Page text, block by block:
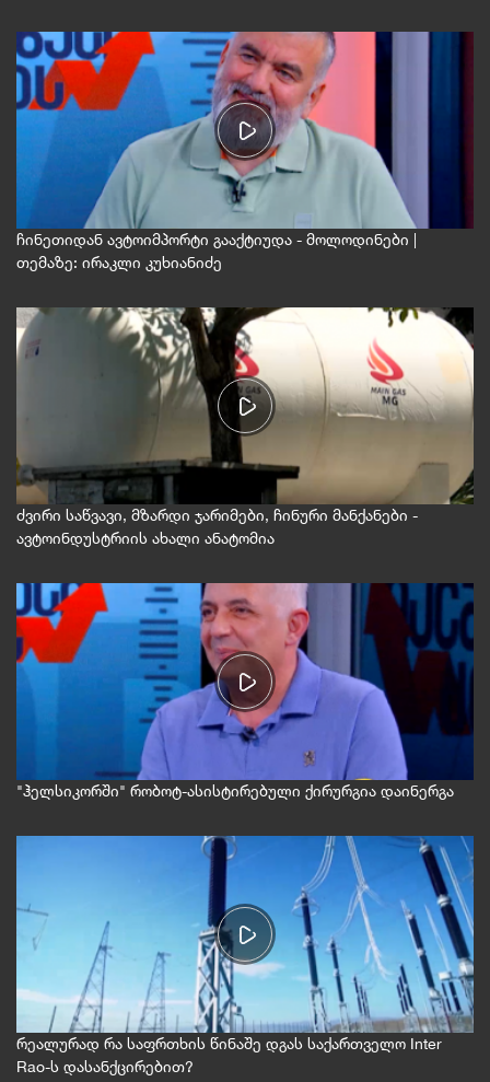
ჩინეთიდან ავტოიმპორტი გააქტიუდა - მოლოდინები |
თემაზე: ირაკლი კუხიანიძე
ძვირი საწვავი, მზარდი ჯარიმები, ჩინური მანქანები -
ავტოინდუსტრიის ახალი ანატომია
"ჰელსიკორში" რობოტ-ასისტირებული ქირურგია დაინერგა
რეალურად რა საფრთხის წინაშე დგას საქართველო Inter
Rao-ს დასანქცირებით?